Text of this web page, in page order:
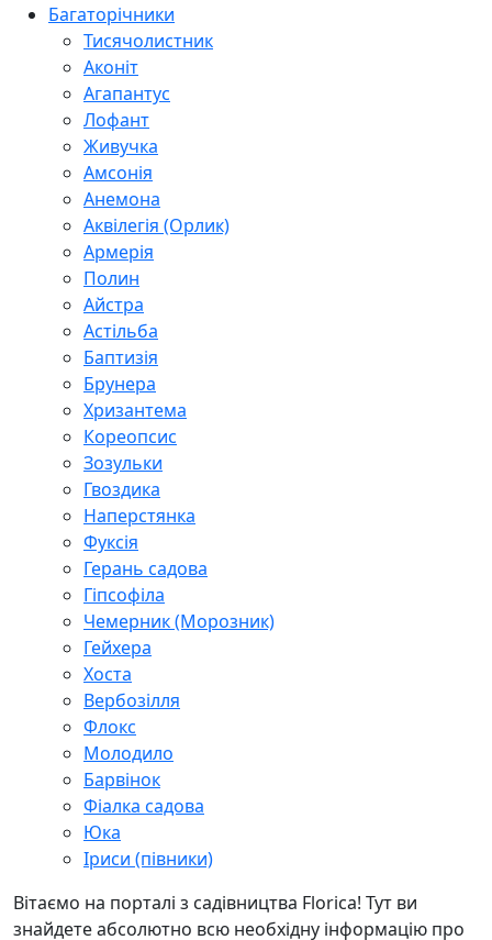
Багаторічники
Тисячолистник
Аконіт
Агапантус
Лофант
Живучка
Амсонія
Анемона
Аквілегія (Орлик)
Армерія
Полин
Айстра
Астільба
Баптизія
Брунера
Хризантема
Кореопсис
Зозульки
Гвоздика
Наперстянка
Фуксія
Герань садова
Гіпсофіла
Чемерник (Морозник)
Гейхера
Хоста
Вербозілля
Флокс
Молодило
Барвінок
Фіалка садова
Юка
Іриси (півники)
Вітаємо на порталі з садівництва Florica! Тут ви
знайдете абсолютно всю необхідну інформацію про